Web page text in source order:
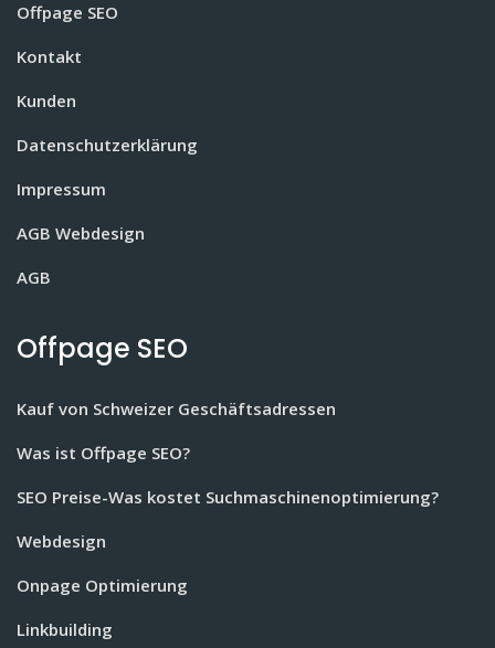
Offpage SEO
Kontakt
Kunden
Datenschutzerklärung
Impressum
AGB Webdesign
AGB
Offpage SEO
Kauf von Schweizer Geschäftsadressen
Was ist Offpage SEO?
SEO Preise-Was kostet Suchmaschinenoptimierung?
Webdesign
Onpage Optimierung
Linkbuilding